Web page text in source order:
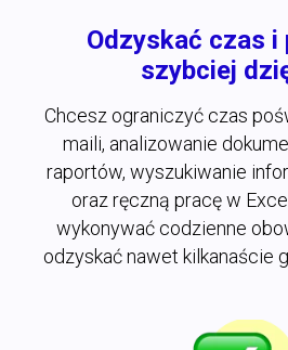
Odzyskać czas i
szybciej
Chcesz ograniczyć czas
maili, analizowanie
raportów, wyszukiwanie
oraz ręczną pracę w
wykonywać codzienne
odzyskać nawet kilkanaście